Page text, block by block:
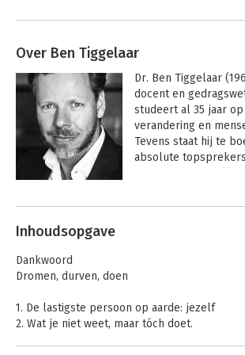
Over Ben Tiggelaar
Dr. Ben Tiggelaar
docent en
studeert al 35 jaar
verandering en
Tevens staat hij te
absolute
razendsnel tempo
'vorm' op een
samenbrengt. Een
beslist géén luierdag:
hoog tempo en
Andere boeken door Ben
Inhoudsopgave
Dankwoord
Dromen, durven, doen
1. De lastigste persoon op aarde: jezelf
2. Wat je niet weet, maar tóch doet.